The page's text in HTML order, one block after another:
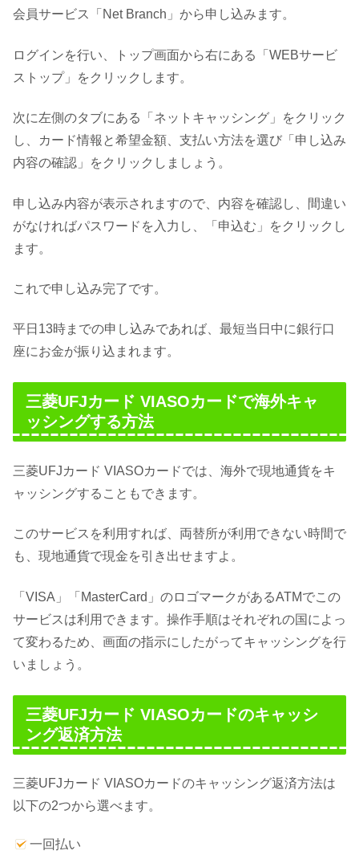
会員サービス「Net Branch」から申し込みます。
ログインを行い、トップ画面から右にある「WEBサービ
ストップ」をクリックします。
次に左側のタブにある「ネットキャッシング」をクリック
し、カード情報と希望金額、支払い方法を選び「申し込み
内容の確認」をクリックしましょう。
申し込み内容が表示されますので、内容を確認し、間違い
がなければパスワードを入力し、「申込む」をクリックし
ます。
これで申し込み完了です。
平日13時までの申し込みであれば、最短当日中に銀行口
座にお金が振り込まれます。
三菱UFJカード VIASOカードで海外キャ
ッシングする方法
三菱UFJカード VIASOカードでは、海外で現地通貨をキ
ャッシングすることもできます。
このサービスを利用すれば、両替所が利用できない時間で
も、現地通貨で現金を引き出せますよ。
「VISA」「MasterCard」のロゴマークがあるATMでこの
サービスは利用できます。操作手順はそれぞれの国によっ
て変わるため、画面の指示にしたがってキャッシングを行
いましょう。
三菱UFJカード VIASOカードのキャッシ
ング返済方法
三菱UFJカード VIASOカードのキャッシング返済方法は
以下の2つから選べます。
一回払い